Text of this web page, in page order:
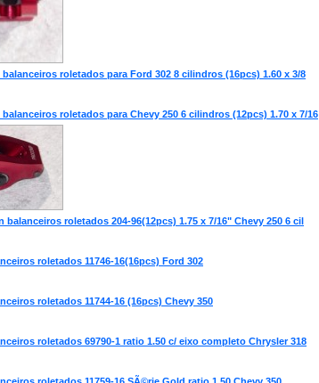
roletados para Ford 302 8 cilindros (16pcs) 1.60 x 3/8
roletados para Chevy 250 6 cilindros (12pcs) 1.70 x 7/16
balanceiros roletados 204-96(12pcs) 1.75 x 7/16" Chevy 250 6 cil
roletados 11746-16(16pcs) Ford 302
roletados 11744-16 (16pcs) Chevy 350
roletados 69790-1 ratio 1.50 c/ eixo completo Chrysler 318